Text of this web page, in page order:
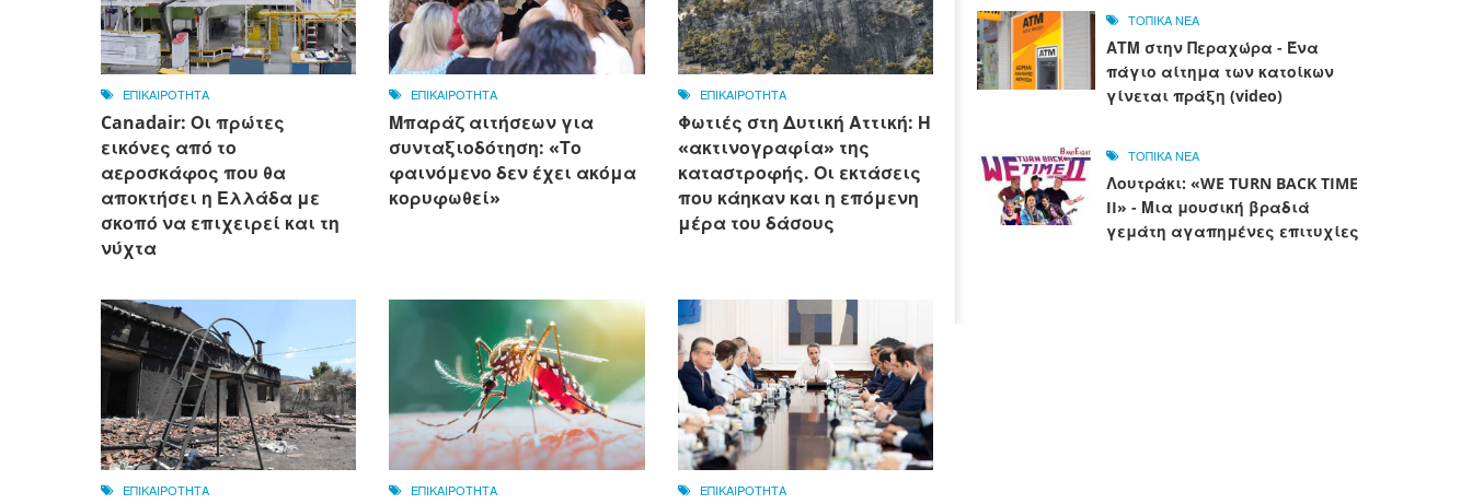
ΕΠΙΚΑΙΡΟΤΗΤΑ
Canadair: Οι πρώτες
εικόνες από το
αεροσκάφος που θα
αποκτήσει η Ελλάδα με
σκοπό να επιχειρεί και τη
νύχτα
ΕΠΙΚΑΙΡΟΤΗΤΑ
Μπαράζ αιτήσεων για
συνταξιοδότηση: «Το
φαινόμενο δεν έχει ακόμα
κορυφωθεί»
ΕΠΙΚΑΙΡΟΤΗΤΑ
Φωτιές στη Δυτική Αττική: Η
«ακτινογραφία» της
καταστροφής. Οι εκτάσεις
που κάηκαν και η επόμενη
μέρα του δάσους
ΕΠΙΚΑΙΡΟΤΗΤΑ ΕΠΙΚΑΙΡΟΤΗΤΑ ΕΠΙΚΑΙΡΟΤΗΤΑ
ΤΟΠΙΚΑ ΝΕΑ
ΑΤΜ στην Περαχώρα - Ένα
πάγιο αίτημα των κατοίκων
γίνεται πράξη (video)
ΤΟΠΙΚΑ ΝΕΑ
Λουτράκι: «WE TURN BACK TIME
II» - Μια μουσική βραδιά
γεμάτη αγαπημένες επιτυχίες